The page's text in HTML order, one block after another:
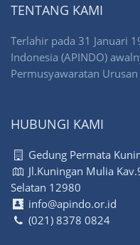
TENTANG KAMI
Terlahir pada 31 Januari
Indonesia (APINDO)
Permusyawaratan
HUBUNGI KAMI
Gedung Permata
Jl.Kuningan Mulia
Selatan 12980
info@apindo.or.id
(021) 8378 0824